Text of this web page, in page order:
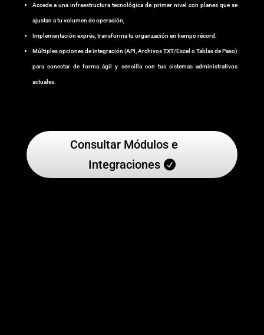
Accede a una infraestructura tecnológica de primer nivel con planes que se
ajustan a tu volumen de operación,
Implementación exprés, transforma tu organzación en tiempo récord.
Múltiples opciones de integración (API, Archivos TXT/Excel o Tablas de Paso)
para conectar de forma ágil y sencilla con tus sistemas administrativos
actuales.
Consultar Módulos e
Integraciones